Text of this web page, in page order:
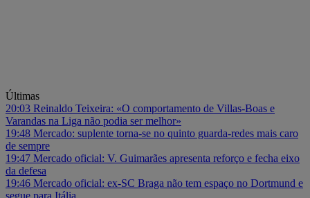
Últimas
20:03 Reinaldo Teixeira: «O comportamento de Villas-Boas e
Varandas na Liga não podia ser melhor»
19:48 Mercado: suplente torna-se no quinto guarda-redes mais caro
de sempre
19:47 Mercado oficial: V. Guimarães apresenta reforço e fecha eixo
da defesa
19:46 Mercado oficial: ex-SC Braga não tem espaço no Dortmund e
segue para Itália